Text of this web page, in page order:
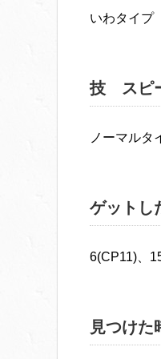
いわタイプ
技 スピ
ノーマルタ
ゲットし
6(CP11)、
見つけた